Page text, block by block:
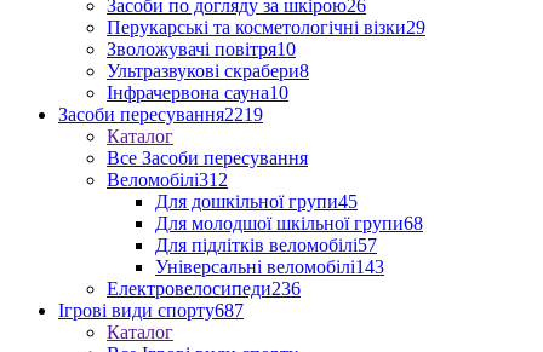
Засоби по догляду за шкірою26
Перукарські та косметологічні візки29
Зволожувачі повітря10
Ультразвукові скрабери8
Інфрачервона сауна10
Засоби пересування2219
Каталог
Все Засоби пересування
Веломобілі312
Для дошкільної групи45
Для молодшої шкільної групи68
Для підлітків веломобілі57
Універсальні веломобілі143
Електровелосипеди236
Ігрові види спорту687
Каталог